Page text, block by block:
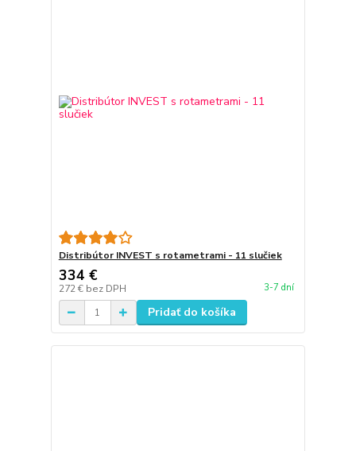
Distribútor INVEST s rotametrami - 11 slučiek
334 €
272 € bez DPH 3-7 dní
Pridať do košíka